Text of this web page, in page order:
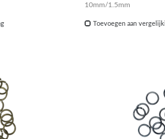
10mm/1.5mm
Toevoegen aan